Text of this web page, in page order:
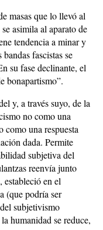
masas que lo llevó al
asimila al aparato de
tendencia a minar y
fascistas se
su fase declinante, el
bonapartismo”.
y, a través suyo, de la
no como una
como una respuesta
dada. Permite
subjetiva del
reenvía junto
estableció en el
(que podría ser
subjetivismo
humanidad se reduce,